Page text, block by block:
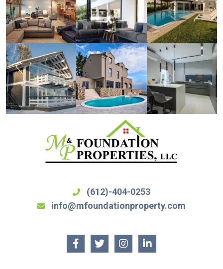
(612)-404-0253
info@mfoundationproperty.com